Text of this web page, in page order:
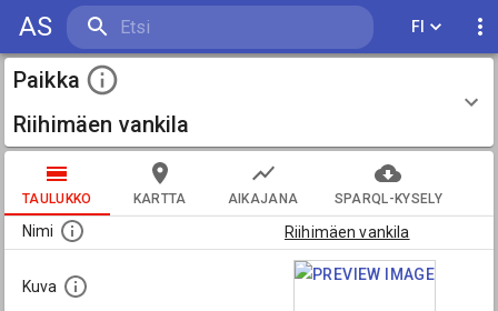
AS FI
Paikka
Riihimäen vankila
TAULUKKO KARTTA AIKAJANA SPARQL-KYSELY
Nimi Riihimäen vankila
Kuva